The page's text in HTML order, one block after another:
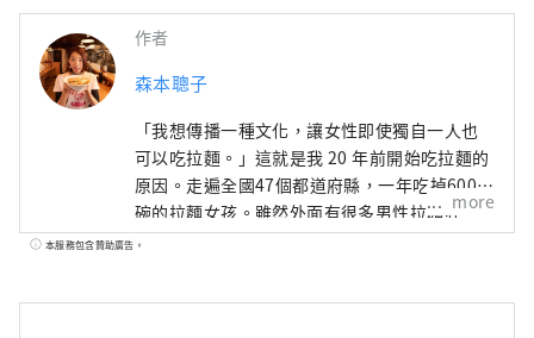
作者
森本聰子
「我想傳播一種文化，讓女性即使獨自一人也
可以吃拉麵。」這就是我 20 年前開始吃拉麵的
原因。走遍全國47個都道府縣，一年吃掉600多
碗的拉麵女孩。雖然外面有很多男性拉麵狂
人，但我們正在關注他的拉麵生活方式，他在
more
本服務包含贊助廣告。